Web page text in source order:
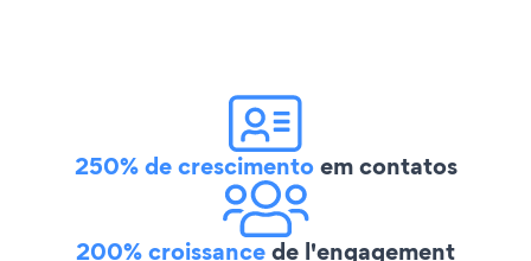
250% de crescimentoem contatos
200% croissancede l'engagement